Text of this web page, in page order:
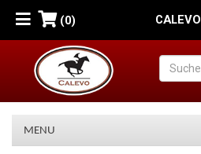
(0) CALEVO
MENU